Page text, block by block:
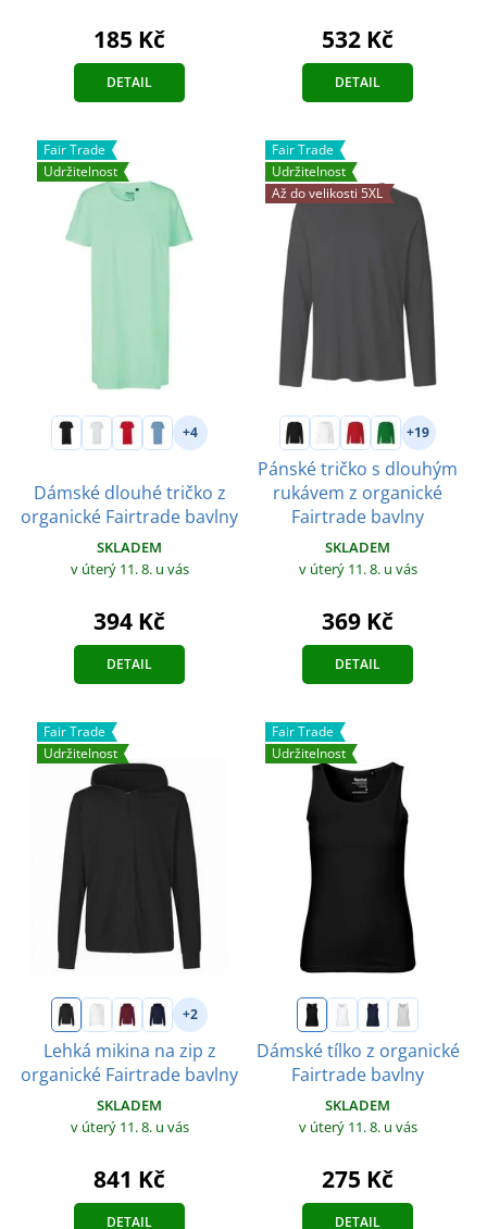
185 Kč
DETAIL
532 Kč
DETAIL
Fair Trade
Udržitelnost
+4
Dámské dlouhé tričko z
organické Fairtrade bavlny
SKLADEM
v úterý 11. 8. u vás
394 Kč
DETAIL
Fair Trade
Udržitelnost
Až do velikosti 5XL
+19
Pánské tričko s dlouhým
rukávem z organické
Fairtrade bavlny
SKLADEM
v úterý 11. 8. u vás
369 Kč
DETAIL
Fair Trade
Udržitelnost
+2
Lehká mikina na zip z
organické Fairtrade bavlny
SKLADEM
v úterý 11. 8. u vás
841 Kč
DETAIL
Fair Trade
Udržitelnost
Dámské tílko z organické
Fairtrade bavlny
SKLADEM
v úterý 11. 8. u vás
275 Kč
DETAIL